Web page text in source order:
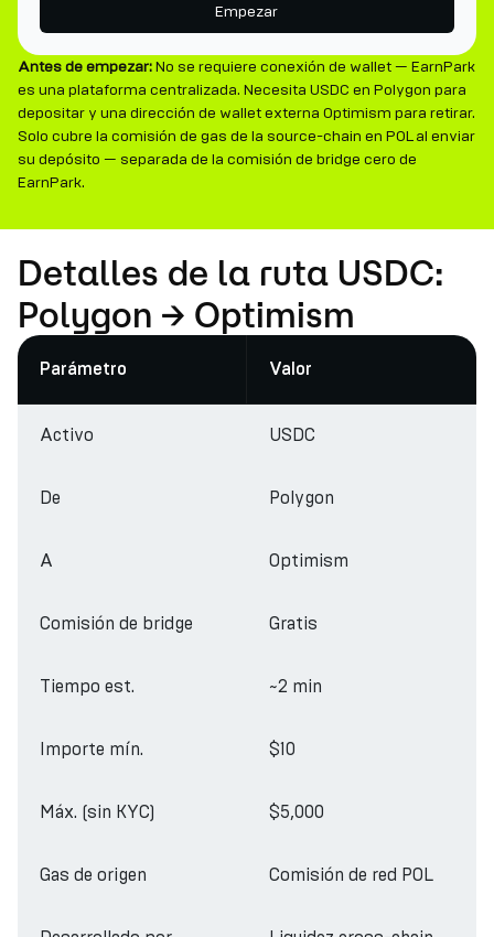
Empezar
Antes de empezar:No se requiere conexión de wallet — EarnPark
es una plataforma centralizada. Necesita USDC en Polygon para
depositar y una dirección de wallet externa Optimism para retirar.
Solo cubre la comisión de gas de la source-chain en POL al enviar
su depósito — separada de la comisión de bridge cero de
EarnPark.
Detalles de la ruta USDC:
Polygon → Optimism
Parámetro Valor
Activo USDC
De Polygon
A Optimism
Comisión de bridge Gratis
Tiempo est. ~2 min
Importe mín. $10
Máx. (sin KYC) $5,000
Gas de origen Comisión de red POL